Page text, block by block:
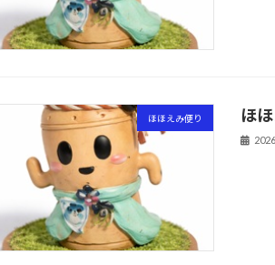
ほほえみ便り ほ